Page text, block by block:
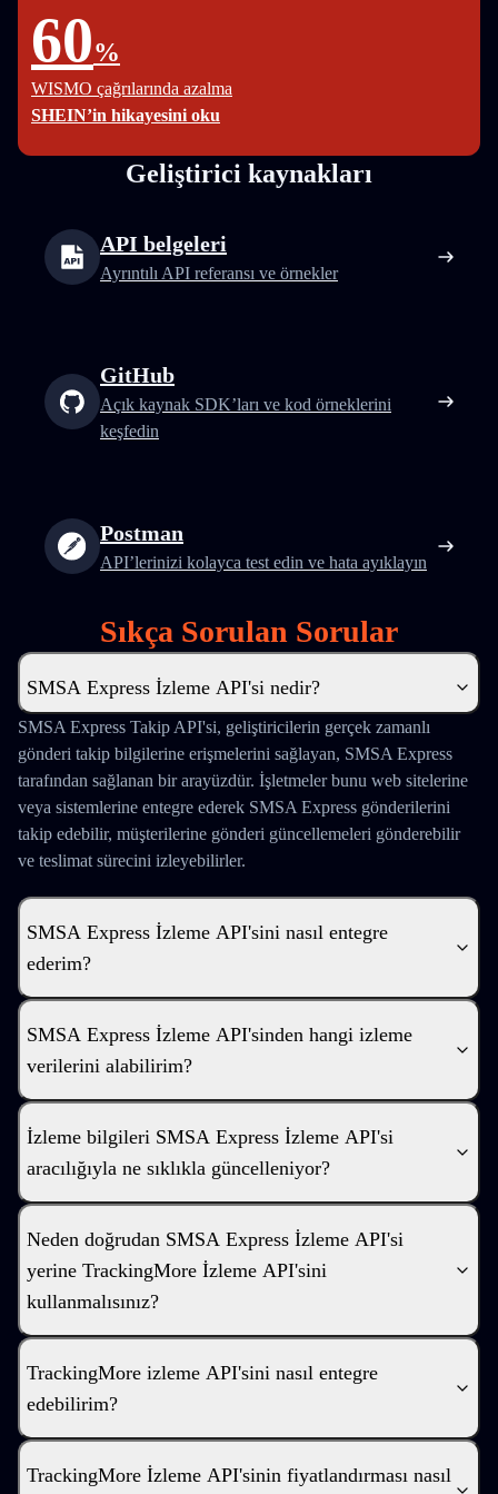
60%
WISMO çağrılarında azalma
SHEIN’in hikayesini oku
Geliştirici kaynakları
API belgeleri
Ayrıntılı API referansı ve örnekler
GitHub
Açık kaynak SDK’ları ve kod örneklerini
keşfedin
Postman
API’lerinizi kolayca test edin ve hata ayıklayın
Sıkça Sorulan Sorular
SMSA Express İzleme API'si nedir?
SMSA Express Takip API'si, geliştiricilerin gerçek zamanlı
gönderi takip bilgilerine erişmelerini sağlayan, SMSA Express
tarafından sağlanan bir arayüzdür. İşletmeler bunu web sitelerine
veya sistemlerine entegre ederek SMSA Express gönderilerini
takip edebilir, müşterilerine gönderi güncellemeleri gönderebilir
ve teslimat sürecini izleyebilirler.
SMSA Express İzleme API'sini nasıl entegre
ederim?
SMSA Express İzleme API'sinden hangi izleme
verilerini alabilirim?
İzleme bilgileri SMSA Express İzleme API'si
aracılığıyla ne sıklıkla güncelleniyor?
Neden doğrudan SMSA Express İzleme API'si
yerine TrackingMore İzleme API'sini
kullanmalısınız?
TrackingMore izleme API'sini nasıl entegre
edebilirim?
TrackingMore İzleme API'sinin fiyatlandırması nasıl